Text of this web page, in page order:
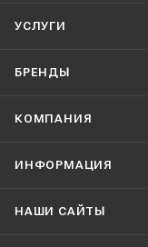
УСЛУГИ
БРЕНДЫ
КОМПАНИЯ
ИНФОРМАЦИЯ
НАШИ CАЙТЫ